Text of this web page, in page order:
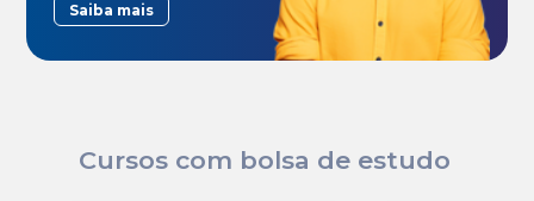
Saiba mais
Cursos com bolsa de estudo